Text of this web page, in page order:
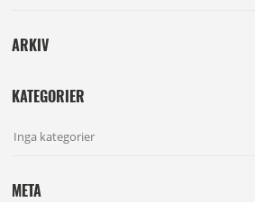
ARKIV
KATEGORIER
Inga kategorier
META